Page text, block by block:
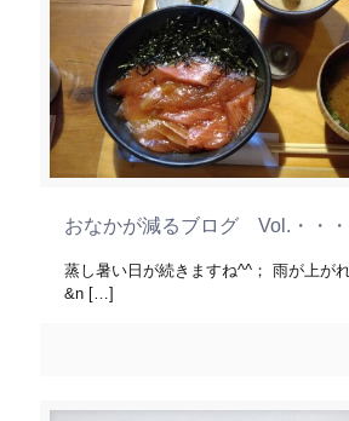
おなかが減るブログ Vol.・・
蒸し暑い日が続きますね^^； 雨が上が
&n […]